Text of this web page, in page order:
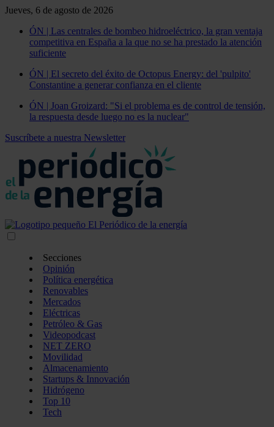
Jueves, 6 de agosto de 2026
ÓN | Las centrales de bombeo hidroeléctrico, la gran ventaja
competitiva en España a la que no se ha prestado la atención
suficiente
ÓN | El secreto del éxito de Octopus Energy: del 'pulpito'
Constantine a generar confianza en el cliente
ÓN | Joan Groizard: "Si el problema es de control de tensión,
la respuesta desde luego no es la nuclear"
Suscríbete a nuestra Newsletter
Secciones
Opinión
Política energética
Renovables
Mercados
Eléctricas
Petróleo & Gas
Videopodcast
NET ZERO
Movilidad
Almacenamiento
Startups & Innovación
Hidrógeno
Top 10
Tech